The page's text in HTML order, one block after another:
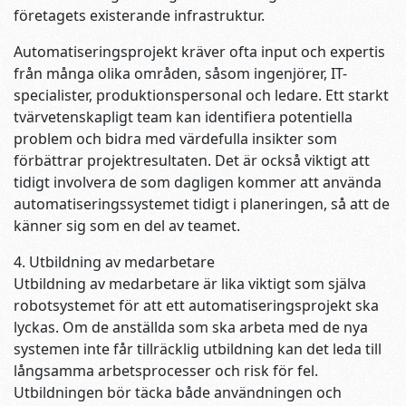
företagets existerande infrastruktur.
Automatiseringsprojekt kräver ofta input och expertis
från många olika områden, såsom ingenjörer, IT-
specialister, produktionspersonal och ledare. Ett starkt
tvärvetenskapligt team kan identifiera potentiella
problem och bidra med värdefulla insikter som
förbättrar projektresultaten. Det är också viktigt att
tidigt involvera de som dagligen kommer att använda
automatiseringssystemet tidigt i planeringen, så att de
känner sig som en del av teamet.
4. Utbildning av medarbetare
Utbildning av medarbetare är lika viktigt som själva
robotsystemet för att ett automatiseringsprojekt ska
lyckas. Om de anställda som ska arbeta med de nya
systemen inte får tillräcklig utbildning kan det leda till
långsamma arbetsprocesser och risk för fel.
Utbildningen bör täcka både användningen och